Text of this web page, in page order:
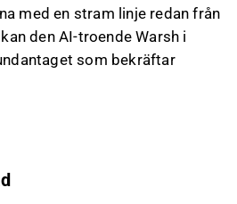
med en stram linje redan från
den AI-troende Warsh i
som bekräftar